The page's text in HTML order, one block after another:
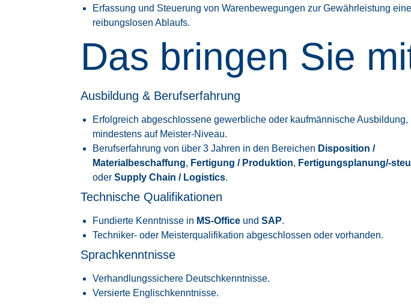
Erfassung und Steuerung von Warenbewegungen zur Gewährleistung
reibungslosen Ablaufs.
Das bringen Sie
Ausbildung & Berufserfahrung
Erfolgreich abgeschlossene gewerbliche oder kaufmännische Ausbildung,
mindestens auf Meister-Niveau.
Berufserfahrung von über 3 Jahren in den Bereichen Disposition /
Materialbeschaffung, Fertigung / Produktion, Fertigungsplanung/-
oderSupply Chain / Logistics.
Technische Qualifikationen
Fundierte Kenntnisse in MS-Office undSAP.
Techniker- oder Meisterqualifikation abgeschlossen oder vorhanden.
Sprachkenntnisse
Verhandlungssichere Deutschkenntnisse.
Versierte Englischkenntnisse.